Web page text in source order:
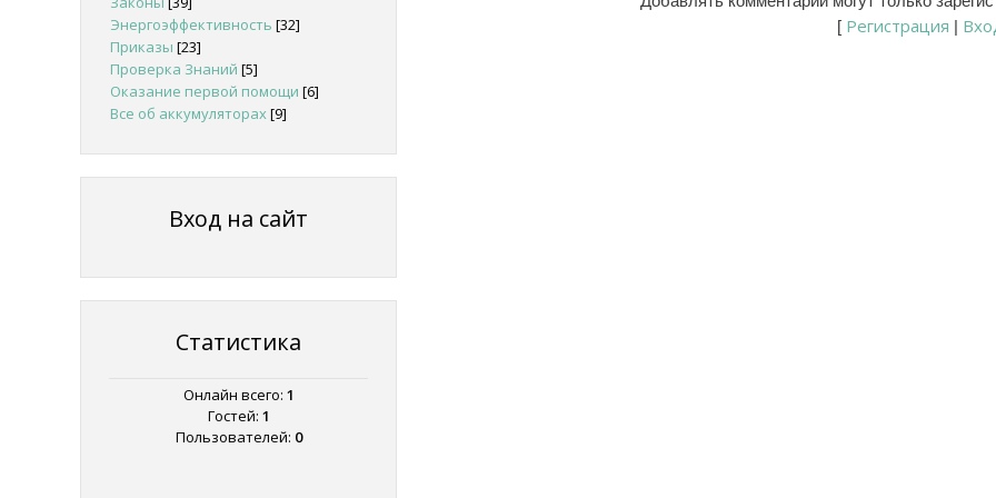
[ Регистрация |
Энергоэффективность [32]
Приказы [23]
Проверка Знаний [5]
Оказание первой помощи [6]
Все об аккумуляторах[9]
Вход на сайт
Статистика
Онлайн всего: 1
Гостей: 1
Пользователей: 0